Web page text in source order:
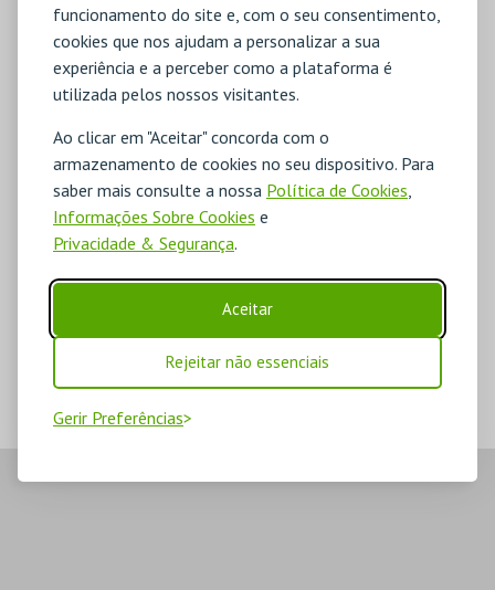
funcionamento do site e, com o seu consentimento,
cookies que nos ajudam a personalizar a sua
experiência e a perceber como a plataforma é
utilizada pelos nossos visitantes.
Ao clicar em "Aceitar" concorda com o
armazenamento de cookies no seu dispositivo. Para
saber mais consulte a nossa Política de Cookies,
Informações Sobre Cookies e
Privacidade & Segurança.
Aceitar
Rejeitar não essenciais
Gerir Preferências